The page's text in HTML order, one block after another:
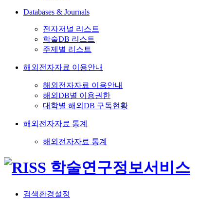
Databases & Journals
전자저널 리스트
학술DB 리스트
주제별 리스트
해외전자자료 이용안내
해외전자자료 이용안내
해외DB별 이용권한
대학별 해외DB 구독현황
해외전자자료 통계
해외전자자료 통계
검색환경설정